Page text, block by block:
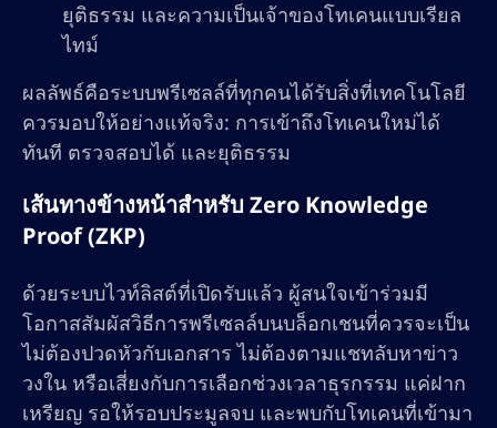
ยุติธรรม และความเป็นเจ้าของโทเคนแบบเรียล
ไทม์
ผลลัพธ์คือระบบพรีเซลล์ที่ทุกคนได้รับสิ่งที่เทคโนโลยี
ควรมอบให้อย่างแท้จริง: การเข้าถึงโทเคนใหม่ได้
ทันที ตรวจสอบได้ และยุติธรรม
เส้นทางข้างหน้าสำหรับ Zero Knowledge
Proof (ZKP)
ด้วยระบบไวท์ลิสต์ที่เปิดรับแล้ว ผู้สนใจเข้าร่วมมี
โอกาสสัมผัสวิธีการพรีเซลล์บนบล็อกเชนที่ควรจะเป็น
ไม่ต้องปวดหัวกับเอกสาร ไม่ต้องตามแชทลับหาข่าว
วงใน หรือเสี่ยงกับการเลือกช่วงเวลาธุรกรรม แค่ฝาก
เหรียญ รอให้รอบประมูลจบ และพบกับโทเคนที่เข้ามา